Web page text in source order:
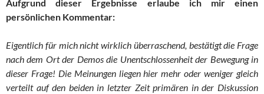
Aufgrund dieser Ergebnisse erlaube ich mir einen
persönlichen Kommentar:
Eigentlich für mich nicht wirklich überraschend, bestätigt die Frage
nach dem Ort der Demos die Unentschlossenheit der Bewegung in
dieser Frage! Die Meinungen liegen hier mehr oder weniger gleich
verteilt auf den beiden in letzter Zeit primären in der Diskussion